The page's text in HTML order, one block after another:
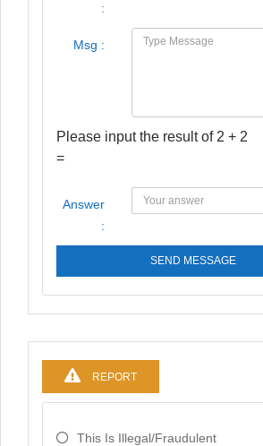
:
Msg :
Please input the result of 2 + 2
=
Answer
:
SEND MESSAGE
REPORT
This Is Illegal/fraudulent